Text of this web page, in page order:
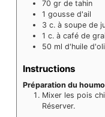
70 gr de tahin
1 gousse d'ail
3 c. à soupe de
1 c. à café de
50 ml d'huile
Instructions
Préparation du
Mixer les pois
Réserver.